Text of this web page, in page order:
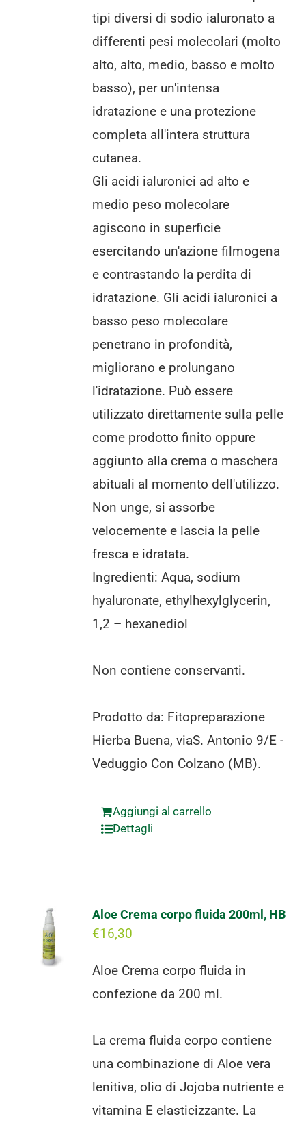
tipi diversi di sodio ialuronato a
differenti pesi molecolari (molto
alto, alto, medio, basso e molto
basso), per un'intensa
idratazione e una protezione
completa all'intera struttura
cutanea.
Gli acidi ialuronici ad alto e
medio peso molecolare
agiscono in superficie
esercitando un'azione filmogena
e contrastando la perdita di
idratazione. Gli acidi ialuronici a
basso peso molecolare
penetrano in profondità,
migliorano e prolungano
l'idratazione. Può essere
utilizzato direttamente sulla pelle
come prodotto finito oppure
aggiunto alla crema o maschera
abituali al momento dell'utilizzo.
Non unge, si assorbe
velocemente e lascia la pelle
fresca e idratata.
Ingredienti: Aqua, sodium
hyaluronate, ethylhexylglycerin,
1,2 – hexanediol
Non contiene conservanti.
Prodotto da: Fitopreparazione
Hierba Buena, viaS. Antonio 9/E -
Veduggio Con Colzano (MB).
Aggiungi al carrello
Dettagli
Aloe Crema corpo fluida 200ml, HB
€16,30
Aloe Crema corpo fluida in
confezione da 200 ml.
La crema fluida corpo contiene
una combinazione di Aloe vera
lenitiva, olio di Jojoba nutriente e
vitamina E elasticizzante. La